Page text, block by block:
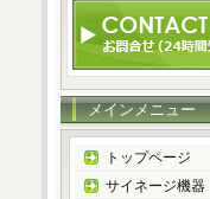
メインメニュー
トップページ
サイネージ機器